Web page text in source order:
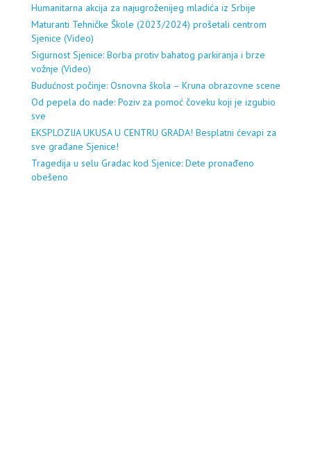
Humanitarna akcija za najugroženijeg mladića iz Srbije
Maturanti Tehničke Škole (2023/2024) prošetali centrom
Sjenice (Video)
Sigurnost Sjenice: Borba protiv bahatog parkiranja i brze
vožnje (Video)
Budućnost počinje: Osnovna škola – Kruna obrazovne scene
Od pepela do nade: Poziv za pomoć čoveku koji je izgubio
sve
EKSPLOZIJA UKUSA U CENTRU GRADA! Besplatni ćevapi za
sve građane Sjenice!
Tragedija u selu Gradac kod Sjenice: Dete pronađeno
obešeno